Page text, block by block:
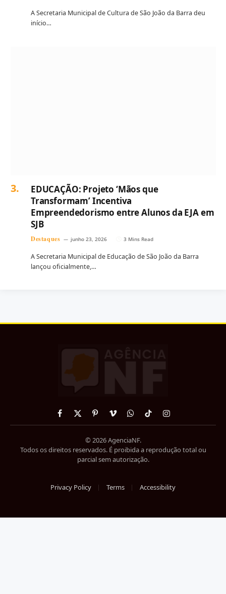
A Secretaria Municipal de Cultura de São João da Barra deu
início…
EDUCAÇÃO: Projeto ‘Mãos que
Transformam’ Incentiva
Empreendedorismo entre Alunos da EJA em
SJB
Destaques junho 23, 2026 3 Mins Read
A Secretaria Municipal de Educação de São João da Barra
lançou oficialmente,…
Facebook
X
PinterestVimeoWhatsApp
TikTokInstagram
© 2026 AgenciaNF.
Todos os direitos reservados. É proibida a reprodução total ou
parcial sem autorização.
Privacy Policy Terms Accessibility